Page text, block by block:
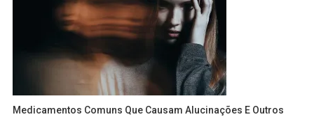
Medicamentos Comuns Que Causam Alucinações E Outros